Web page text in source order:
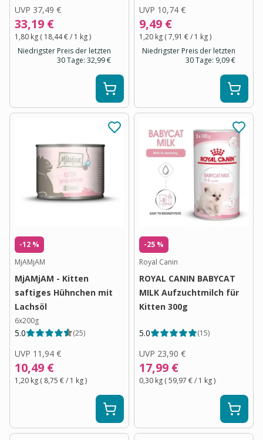
UVP 37,49 €
33,19 €
1,80 kg ( 18,44 €/ 1 kg)
Niedrigster Preis der letzten
30 Tage: 32,99 €
UVP 10,74 €
9,49 €
1,20 kg (7,91 €/ 1 kg)
Niedrigster Preis der letzten
30 Tage: 9,09 €
-12 %
MjAMjAM
MjAMjAM - Kitten
saftiges Hühnchen mit
Lachsöl
6x200g
5.0 (25)
UVP 11,94 €
10,49 €
1,20 kg ( 8,75 €/ 1 kg)
-25 %
Royal Canin
ROYAL CANIN BABYCAT
MILK Aufzuchtmilch für
Kitten 300g
5.0 (15)
UVP 23,90 €
17,99 €
0,30 kg (59,97 €/ 1 kg)